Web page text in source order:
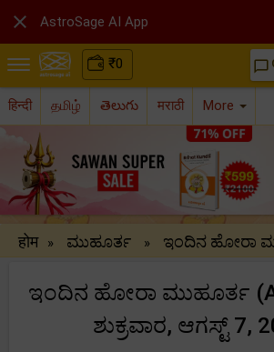
₹0 chat_bubble_outline
हिन्दी தமிழ் తెలుగు मराठी More
होम » ಮುಹೂರ್ತ » ಇಂದಿನ ಹೋರಾ
ಇಂದಿನ ಹೋರಾ ಮುಹೂರ್ತ
ಶುಕ್ರವಾರ, ಆಗಸ್ಟ್ 7,
 AstroSage AI App